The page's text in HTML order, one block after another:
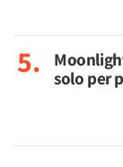
solo per